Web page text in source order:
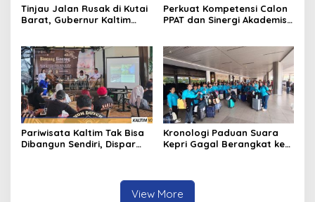
Tinjau Jalan Rusak di Kutai
Barat, Gubernur Kaltim
Perkuat Kompetensi Calon
PPAT dan Sinergi Akademis,
Pariwisata Kaltim Tak Bisa
Dibangun Sendiri, Dispar
Kronologi Paduan Suara
Kepri Gagal Berangkat ke
View More